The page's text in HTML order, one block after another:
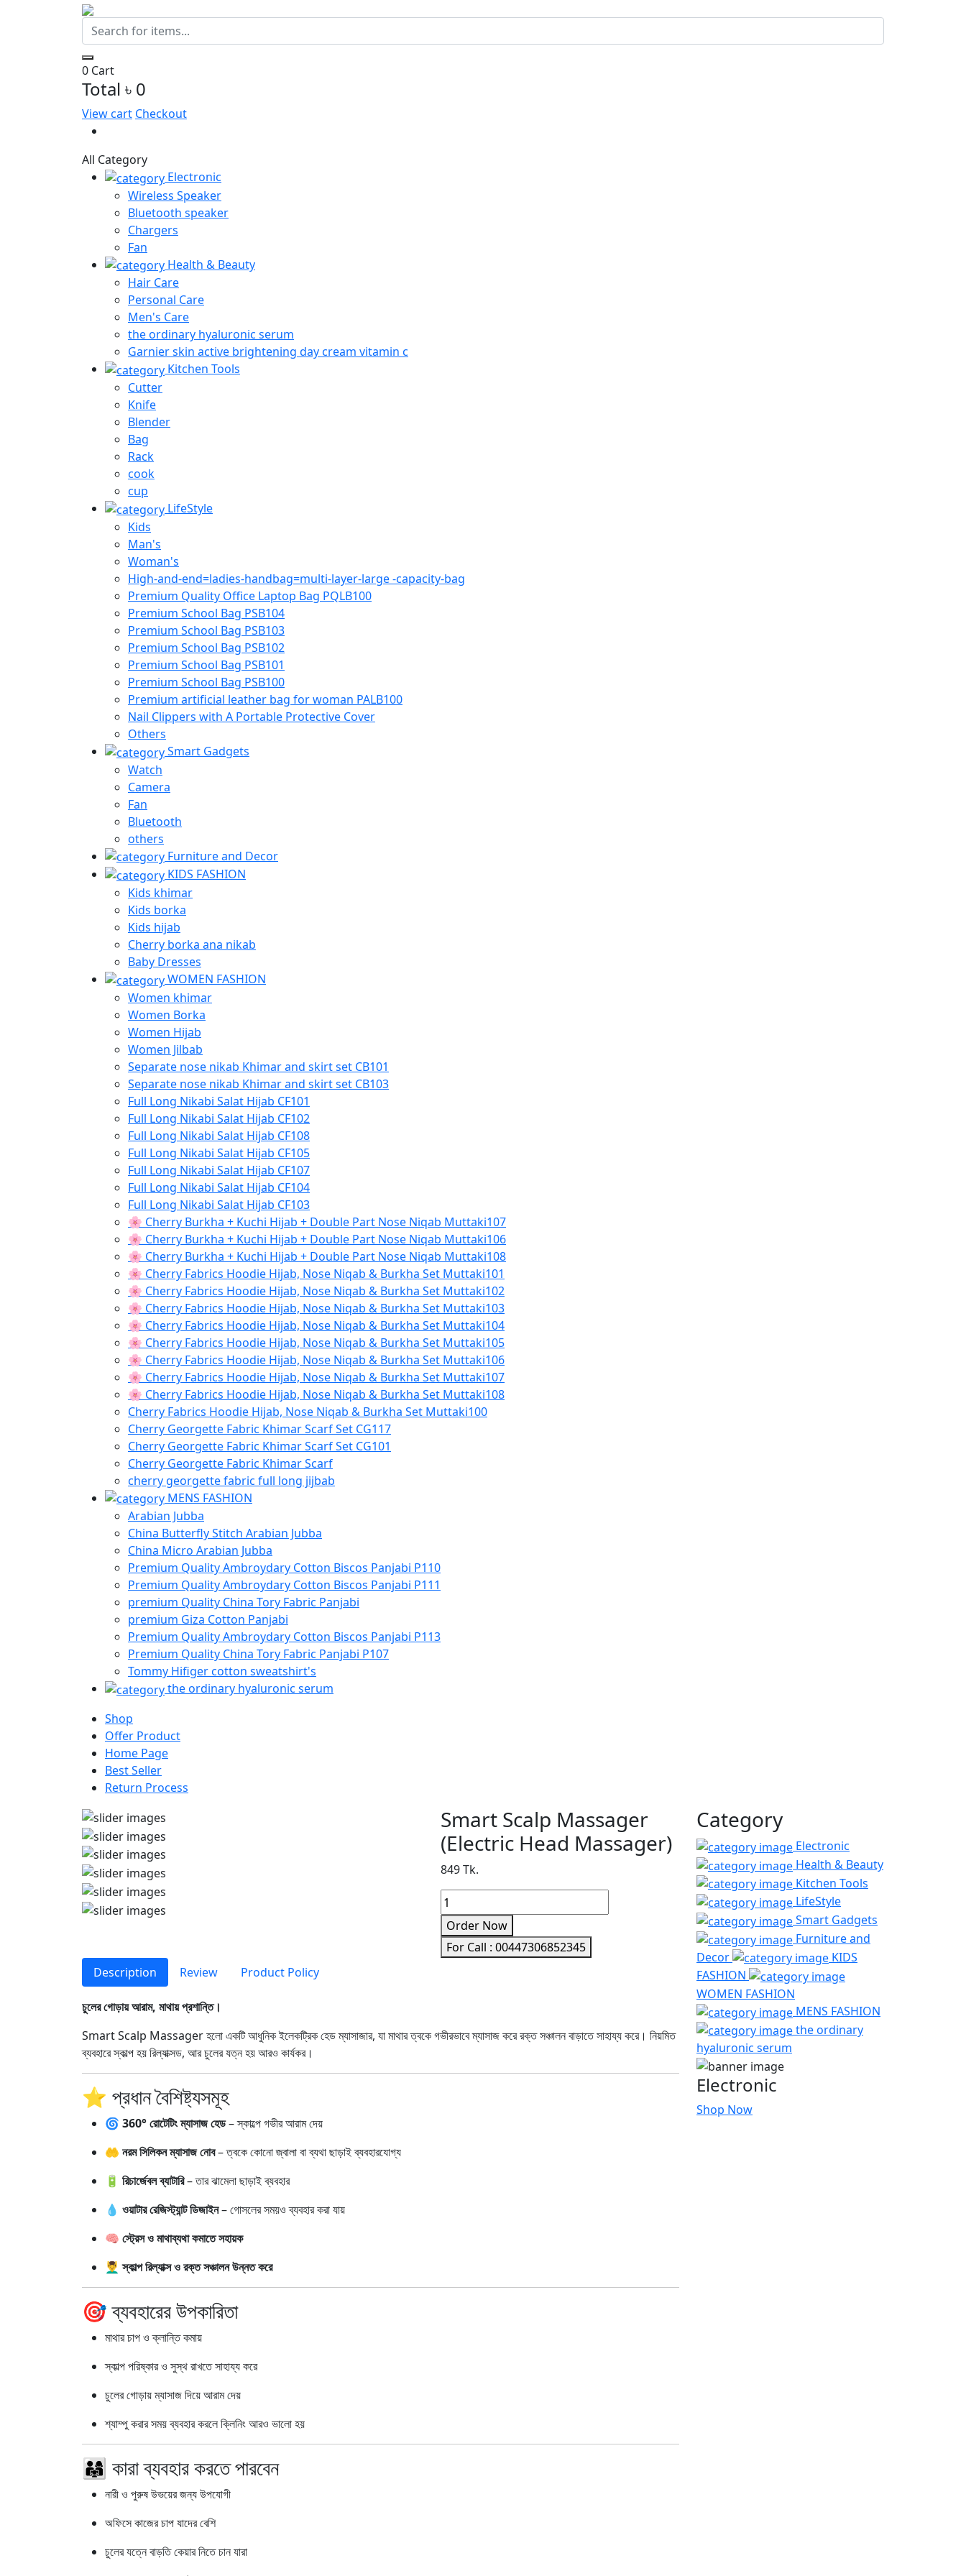
0 Cart
Total ৳ 0
View cart Checkout
All Category
Electronic
Wireless Speaker
Bluetooth speaker
Chargers
Fan
Health & Beauty
Hair Care
Personal Care
Men's Care
the ordinary hyaluronic serum
Garnier skin active brightening day cream vitamin c
Kitchen Tools
Cutter
Knife
Blender
Bag
Rack
cook
cup
LifeStyle
Kids
Man's
Woman's
High-and-end=ladies-handbag=multi-layer-large -capacity-bag
Premium Quality Office Laptop Bag PQLB100
Premium School Bag PSB104
Premium School Bag PSB103
Premium School Bag PSB102
Premium School Bag PSB101
Premium School Bag PSB100
Premium artificial leather bag for woman PALB100
Nail Clippers with A Portable Protective Cover
Others
Smart Gadgets
Watch
Camera
Fan
Bluetooth
others
Furniture and Decor
KIDS FASHION
Kids khimar
Kids borka
Kids hijab
Cherry borka ana nikab
Baby Dresses
WOMEN FASHION
Women khimar
Women Borka
Women Hijab
Women Jilbab
Separate nose nikab Khimar and skirt set CB101
Separate nose nikab Khimar and skirt set CB103
Full Long Nikabi Salat Hijab CF101
Full Long Nikabi Salat Hijab CF102
Full Long Nikabi Salat Hijab CF108
Full Long Nikabi Salat Hijab CF105
Full Long Nikabi Salat Hijab CF107
Full Long Nikabi Salat Hijab CF104
Full Long Nikabi Salat Hijab CF103
🌸 Cherry Burkha + Kuchi Hijab + Double Part Nose Niqab Muttaki107
🌸 Cherry Burkha + Kuchi Hijab + Double Part Nose Niqab Muttaki106
🌸 Cherry Burkha + Kuchi Hijab + Double Part Nose Niqab Muttaki108
🌸 Cherry Fabrics Hoodie Hijab, Nose Niqab & Burkha Set Muttaki101
🌸 Cherry Fabrics Hoodie Hijab, Nose Niqab & Burkha Set Muttaki102
🌸 Cherry Fabrics Hoodie Hijab, Nose Niqab & Burkha Set Muttaki103
🌸 Cherry Fabrics Hoodie Hijab, Nose Niqab & Burkha Set Muttaki104
🌸 Cherry Fabrics Hoodie Hijab, Nose Niqab & Burkha Set Muttaki105
🌸 Cherry Fabrics Hoodie Hijab, Nose Niqab & Burkha Set Muttaki106
🌸 Cherry Fabrics Hoodie Hijab, Nose Niqab & Burkha Set Muttaki107
🌸 Cherry Fabrics Hoodie Hijab, Nose Niqab & Burkha Set Muttaki108
Cherry Fabrics Hoodie Hijab, Nose Niqab & Burkha Set Muttaki100
Cherry Georgette Fabric Khimar Scarf Set CG117
Cherry Georgette Fabric Khimar Scarf Set CG101
Cherry Georgette Fabric Khimar Scarf
cherry georgette fabric full long jijbab
MENS FASHION
Arabian Jubba
China Butterfly Stitch Arabian Jubba
China Micro Arabian Jubba
Premium Quality Ambroydary Cotton Biscos Panjabi P110
Premium Quality Ambroydary Cotton Biscos Panjabi P111
premium Quality China Tory Fabric Panjabi
premium Giza Cotton Panjabi
Premium Quality Ambroydary Cotton Biscos Panjabi P113
Premium Quality China Tory Fabric Panjabi P107
Tommy Hifiger cotton sweatshirt's
the ordinary hyaluronic serum
Shop
Offer Product
Home Page
Best Seller
Return Process
Smart Scalp Massager
(Electric Head Massager)
849 Tk.
Order Now
For Call : 00447306852345
Description
Review Product Policy
চুলের গোড়ায় আরাম, মাথায় প্রশান্তি।
Smart Scalp Massager হলো একটি আধুনিক ইলেকট্রিক হেড ম্যাসাজার, যা মাথার ত্বকে গভীরভাবে ম্যাসাজ করে রক্ত সঞ্চালন বাড়াতে সাহায্য করে। নিয়মিত
ব্যবহারে স্কাল্প হয় রিল্যাক্সড, আর চুলের যত্ন হয় আরও কার্যকর।
⭐ প্রধান বৈশিষ্ট্যসমূহ
🌀 360° রোটেটিং ম্যাসাজ হেড– স্কাল্পে গভীর আরাম দেয়
🤲 নরম সিলিকন ম্যাসাজ নোব– ত্বকে কোনো জ্বালা বা ব্যথা ছাড়াই ব্যবহারযোগ্য
🔋 রিচার্জেবল ব্যাটারি– তার ঝামেলা ছাড়াই ব্যবহার
💧 ওয়াটার রেজিস্ট্যান্ট ডিজাইন– গোসলের সময়ও ব্যবহার করা যায়
🧠 স্ট্রেস ও মাথাব্যথা কমাতে সহায়ক
💆‍♂️স্কাল্প রিল্যাক্স ও রক্ত সঞ্চালন উন্নত করে
🎯 ব্যবহারের উপকারিতা
মাথার চাপ ও ক্লান্তি কমায়
স্কাল্প পরিষ্কার ও সুস্থ রাখতে সাহায্য করে
চুলের গোড়ায় ম্যাসাজ দিয়ে আরাম দেয়
শ্যাম্পু করার সময় ব্যবহার করলে ক্লিনিং আরও ভালো হয়
👨‍👩‍👧 কারা ব্যবহার করতে পারবেন
নারী ও পুরুষ উভয়ের জন্য উপযোগী
অফিসে কাজের চাপ যাদের বেশি
চুলের যত্নে বাড়তি কেয়ার নিতে চান যারা
Category
Electronic
Health & Beauty
Kitchen Tools
LifeStyle
Smart Gadgets
Furniture and
Decor
KIDS
FASHION
WOMEN FASHION
MENS FASHION
the ordinary
hyaluronic serum
Electronic
Shop Now